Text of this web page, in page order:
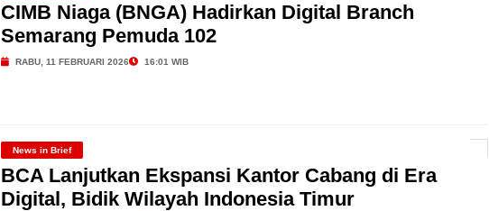
CIMB Niaga (BNGA) Hadirkan Digital Branch
Semarang Pemuda 102
RABU, 11 FEBRUARI 2026 16:01 WIB
News in Brief
BCA Lanjutkan Ekspansi Kantor Cabang di Era
Digital, Bidik Wilayah Indonesia Timur